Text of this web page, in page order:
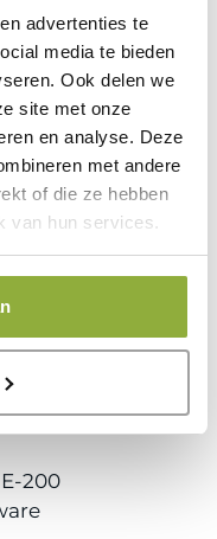
advertenties te
media te bieden
Ook delen we
site met onze
en analyse. Deze
met andere
of die ze hebben
van hun services.
on)
(add-on)
on)
200